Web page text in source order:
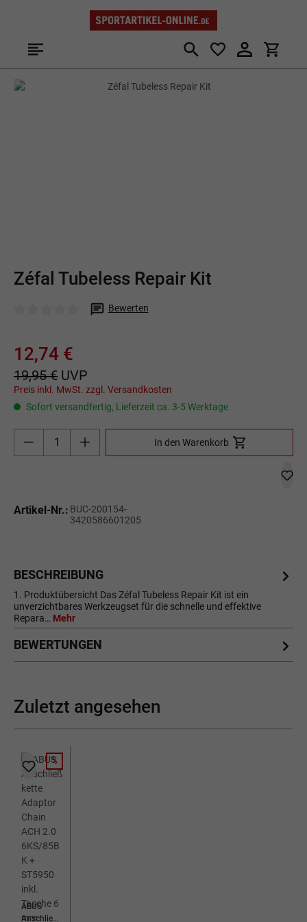
Zum Hauptinhalt springen
Bildergalerie überspringen
Zéfal Tubeless Repair Kit
Bewerten
12,74 €
19,95 € UVP
Preis inkl. MwSt. zzgl. Versandkosten
Sofort versandfertig, Lieferzeit ca. 3-5 Werktage
Produkt Anzahl: Gib den gewünschten Wert
In den Warenkorb
Artikel-Nr.: BUC-200154-
3420586601205
BESCHREIBUNG
1. Produktübersicht Das Zéfal Tubeless Repair Kit ist ein
unverzichtbares Werkzeugset für die schnelle und effektive
Repara… Mehr
BEWERTUNGEN
Zuletzt angesehen
RABATT
%
ABUS
Anschließk